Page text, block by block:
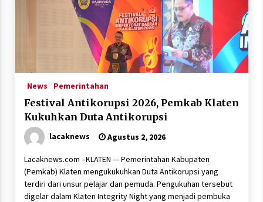
News Pemerintahan
Festival Antikorupsi 2026, Pemkab Klaten
Kukuhkan Duta Antikorupsi
lacaknews Agustus 2, 2026
Lacaknews.com –KLATEN — Pemerintahan Kabupaten
(Pemkab) Klaten mengukukuhkan Duta Antikorupsi yang
terdiri dari unsur pelajar dan pemuda. Pengukuhan tersebut
digelar dalam Klaten Integrity Night yang menjadi pembuka